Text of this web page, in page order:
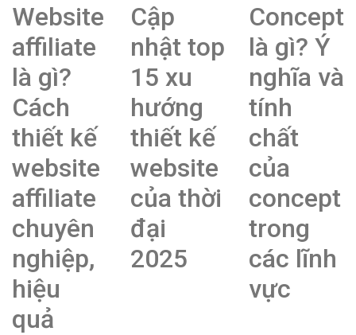
Website
affiliate
là gì?
Cách
thiết kế
website
affiliate
chuyên
nghiệp,
hiệu
quả
Cập
nhật top
15 xu
hướng
thiết kế
website
của thời
đại
2025
Concept
là gì? Ý
nghĩa và
tính
chất
của
concept
trong
các lĩnh
vực